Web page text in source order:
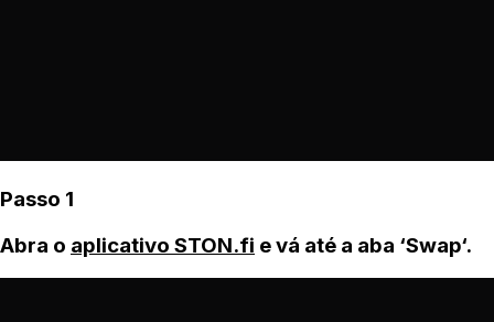
Passo 1
Abra o aplicativo STON.fi e vá até a aba ‘Swap‘.